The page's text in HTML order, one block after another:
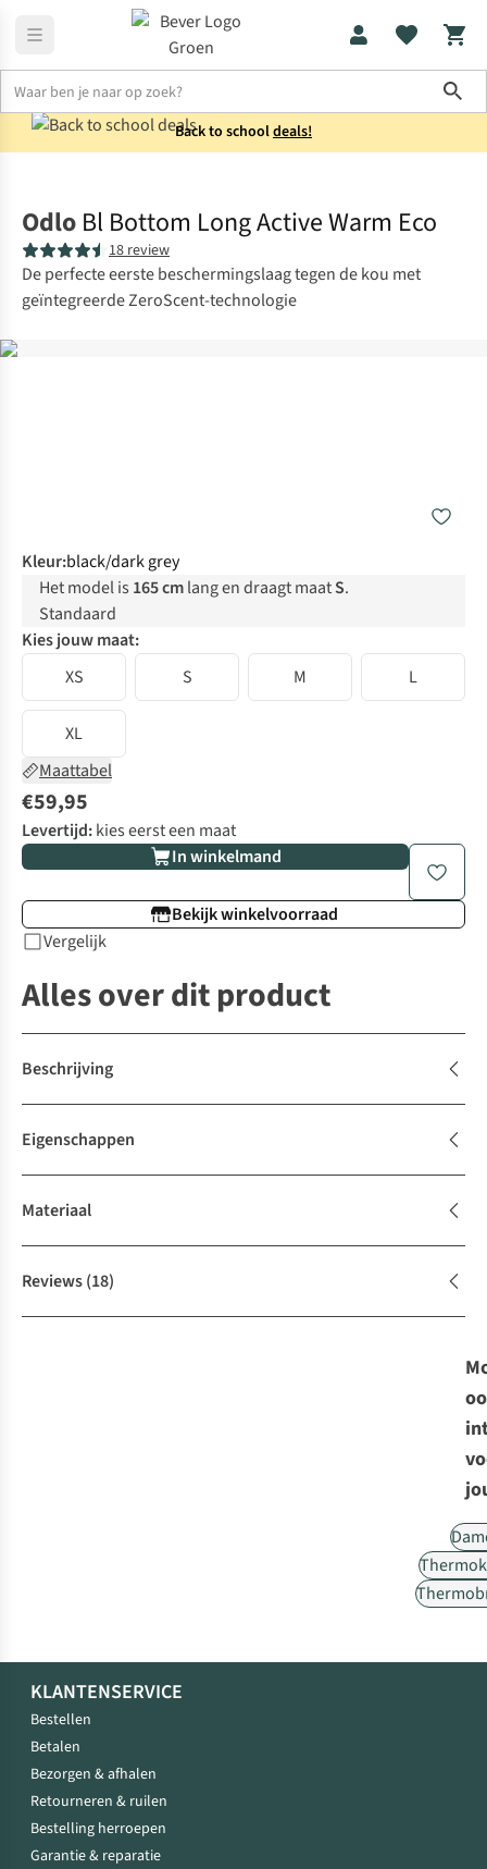
Back to schooldeals!
Odlo Bl Bottom Long Active Warm Eco
18 review
De perfecte eerste beschermingslaag tegen de kou met
geïntegreerde ZeroScent-technologie
Kleur:black/dark grey
Het model is 165 cmlang en draagt maatS.
Standaard
Kies jouw maat:
XS
S M L
XL
Maattabel
€59,95
Levertijd:kies eerst een maat
In winkelmand
Bekijk winkelvoorraad
Vergelijk
Alles over dit product
Beschrijving
Eigenschappen
Materiaal
Reviews(18)
KLANTENSERVICE
Bestellen
Betalen
Bezorgen & afhalen
Retourneren & ruilen
Bestelling herroepen
Garantie & reparatie